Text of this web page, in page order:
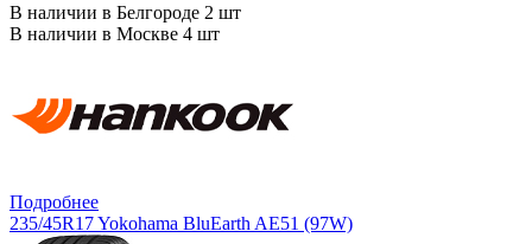
В наличии в Белгороде 2 шт
В наличии в Москве 4 шт
Подробнее
235/45R17 Yokohama BluEarth AE51 (97W)